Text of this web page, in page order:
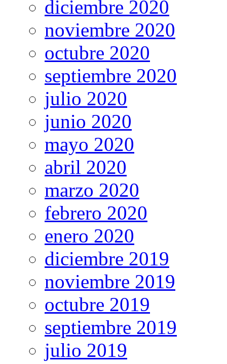
diciembre 2020
noviembre 2020
octubre 2020
septiembre 2020
julio 2020
junio 2020
mayo 2020
abril 2020
marzo 2020
febrero 2020
enero 2020
diciembre 2019
noviembre 2019
octubre 2019
septiembre 2019
julio 2019